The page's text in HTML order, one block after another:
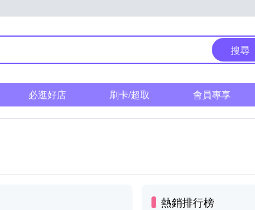
搜尋
必逛好店 刷卡/超取 會員專享
熱銷排行榜